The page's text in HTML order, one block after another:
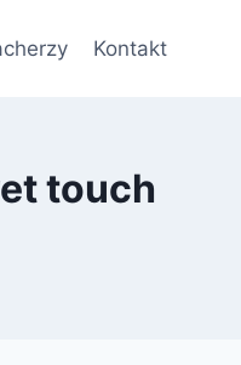
Kontakt
touch